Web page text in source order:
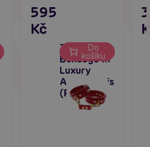
TABOOM
Bondage In
Luxury
Ankle Cuffs
(Red)
595
Kč
Do
košíku